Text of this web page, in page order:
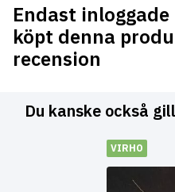
Endast
köpt denna
recension
Du kanske också
VIRHO